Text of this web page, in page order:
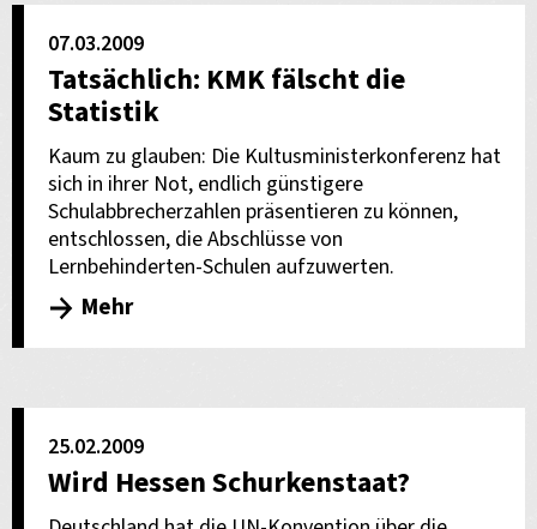
07.03.2009
Tatsächlich: KMK fälscht die
Statistik
Kaum zu glauben: Die Kultusministerkonferenz hat
sich in ihrer Not, endlich günstigere
Schulabbrecherzahlen präsentieren zu können,
entschlossen, die Abschlüsse von
Lernbehinderten-Schulen aufzuwerten.
Mehr
25.02.2009
Wird Hessen Schurkenstaat?